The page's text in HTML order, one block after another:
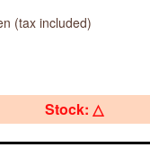
(tax included)
Stock: △